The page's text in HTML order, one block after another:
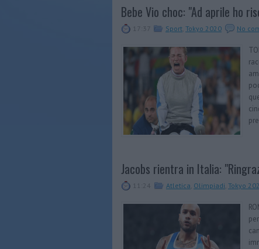
Bebe Vio choc: "Ad aprile ho
17:37 Sport Tokyo 2020 No
Jacobs rientra in Italia:
11:24 Atletica Olimpiadi Tokyo